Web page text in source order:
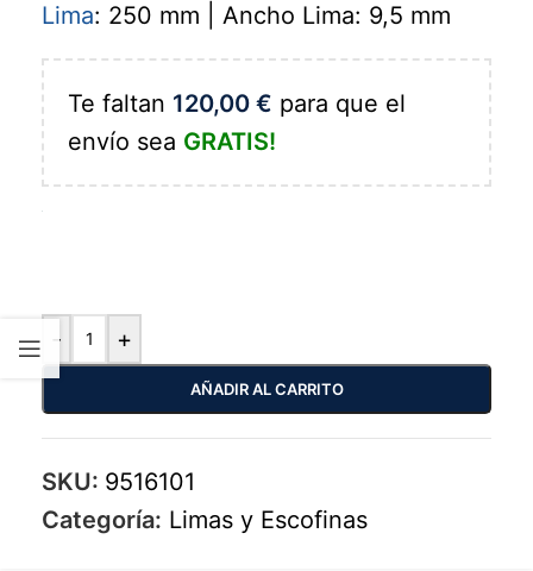
Lima: 250 mm | Ancho Lima: 9,5 mm
Te faltan 120,00 € para que el
envío sea GRATIS!
- +
AÑADIR AL CARRITO
SKU: 9516101
Categoría: Limas y Escofinas